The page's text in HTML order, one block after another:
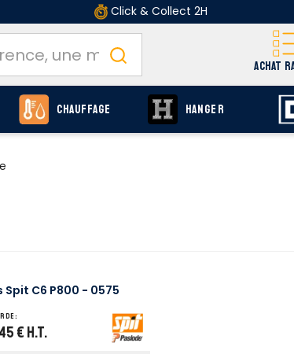
Click & Collect 2H
ACHAT
Chauffage HANGER
Spit C6 P800 - 0575
de :
€ H.T.